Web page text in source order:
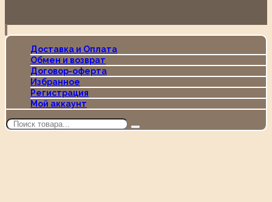
Доставка и Оплата
Обмен и возврат
Договор-оферта
Избранное
Регистрация
Мой аккаунт